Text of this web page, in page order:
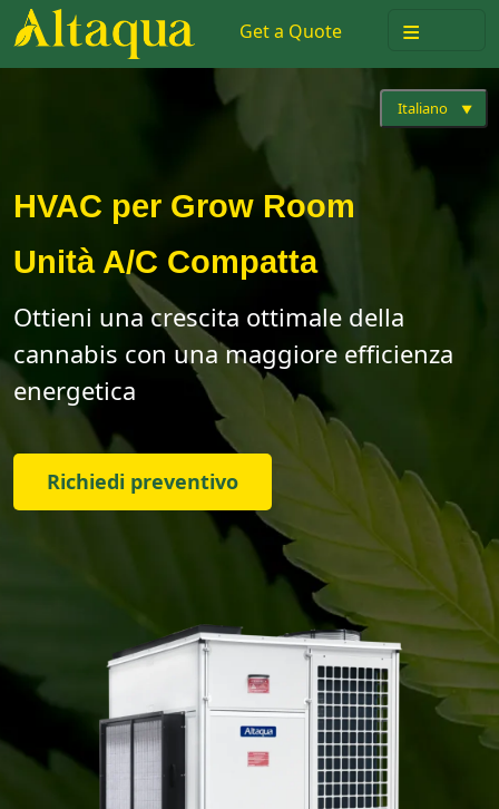
Get a Quote ≡
Italiano
HVAC per Grow Room
Unità A/C Compatta
Ottieni una crescita ottimale della
cannabis con una maggiore efficienza
energetica
Richiedi preventivo